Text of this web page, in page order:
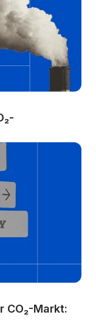
CO₂-Markt: